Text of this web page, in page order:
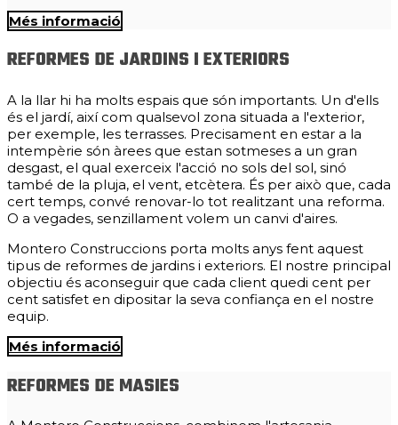
Més informació
REFORMES DE JARDINS I EXTERIORS
A la llar hi ha molts espais que són importants. Un d'ells
és el jardí, així com qualsevol zona situada a l'exterior,
per exemple, les terrasses. Precisament en estar a la
intempèrie són àrees que estan sotmeses a un gran
desgast, el qual exerceix l'acció no sols del sol, sinó
també de la pluja, el vent, etcètera. És per això que, cada
cert temps, convé renovar-lo tot realitzant una reforma.
O a vegades, senzillament volem un canvi d'aires.
Montero Construccions porta molts anys fent aquest
tipus de reformes de jardins i exteriors. El nostre principal
objectiu és aconseguir que cada client quedi cent per
cent satisfet en dipositar la seva confiança en el nostre
equip.
Més informació
REFORMES DE MASIES